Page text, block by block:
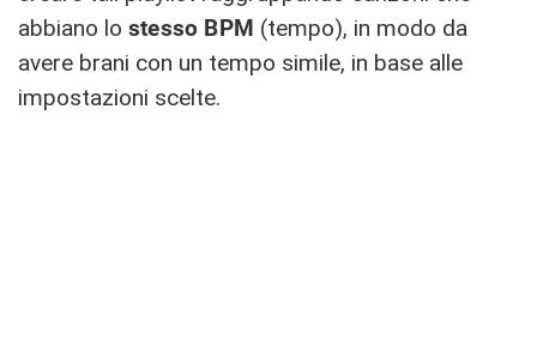
abbiano lo stesso BPM (tempo), in modo da
avere brani con un tempo simile, in base alle
impostazioni scelte.